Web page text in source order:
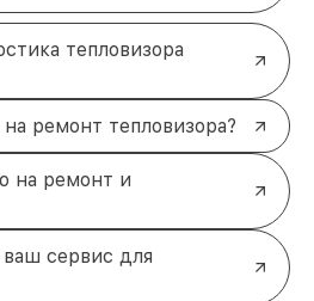
тепловизора
ремонт тепловизора?
на ремонт и
сервис для